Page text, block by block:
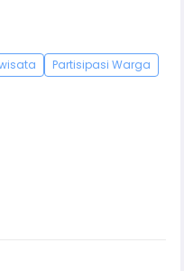
Partisipasi Warga